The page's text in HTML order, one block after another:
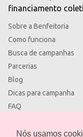
Nós usamos
financiamento
Sobre a Benfeitoria
Como funciona
Busca de campanhas
Parcerias
Blog
Dicas para campanha
FAQ
Política de privacidade